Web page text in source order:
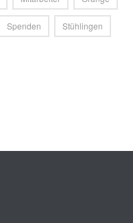
Spenden Stühlingen